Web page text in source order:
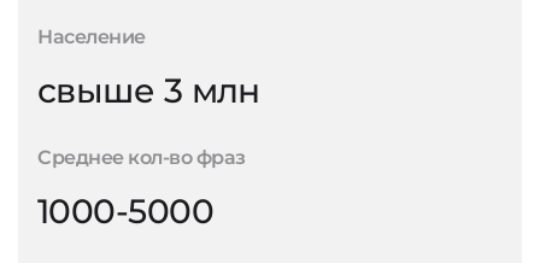
Население
свыше 3 млн
Среднее кол-во фраз
1000-5000